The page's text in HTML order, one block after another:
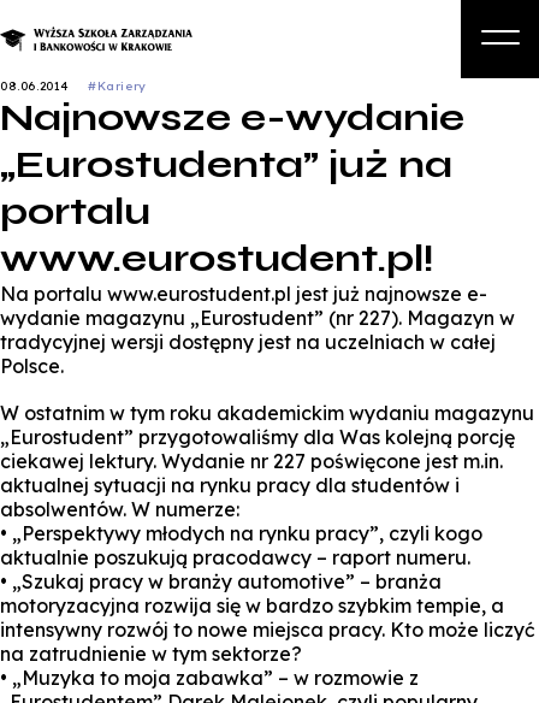
Student
Zapisz się na studia
08.06.2014 #Kariery
Najnowsze e-wydanie
„Eurostudenta” już na
portalu
www.eurostudent.pl!
Na portalu www.eurostudent.pl jest już najnowsze e-
wydanie magazynu „Eurostudent” (nr 227). Magazyn w
tradycyjnej wersji dostępny jest na uczelniach w całej
Polsce.
W ostatnim w tym roku akademickim wydaniu magazynu
„Eurostudent” przygotowaliśmy dla Was kolejną porcję
ciekawej lektury. Wydanie nr 227 poświęcone jest m.in.
aktualnej sytuacji na rynku pracy dla studentów i
absolwentów. W numerze:
• „Perspektywy młodych na rynku pracy”, czyli kogo
aktualnie poszukują pracodawcy – raport numeru.
• „Szukaj pracy w branży automotive” – branża
motoryzacyjna rozwija się w bardzo szybkim tempie, a
intensywny rozwój to nowe miejsca pracy. Kto może liczyć
na zatrudnienie w tym sektorze?
• „Muzyka to moja zabawka” – w rozmowie z